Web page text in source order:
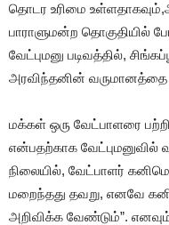
தொடர உரிமை
பாராளுமன்ற தொகுதியில்
வேட்புமனு படிவத்தில்,
அரவிந்தனின் வருமானத்தை
மக்கள் ஒரு வேட்பாளரை
என்பதற்காக வேட்புமனுவில்
நிலையில், வேட்பாளர்
மறைந்தது தவறு, எனவே
அறிவிக்க வேண்டும்”.